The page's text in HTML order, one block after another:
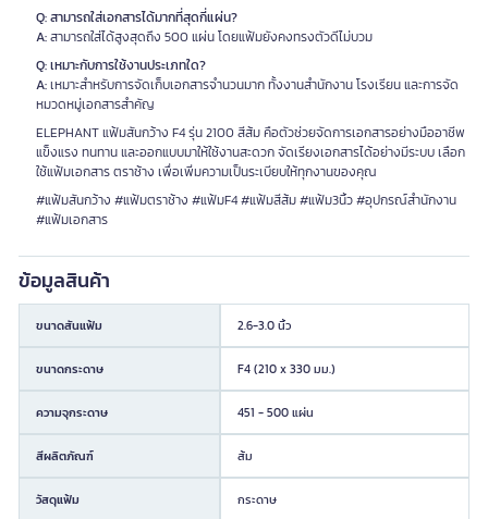
Q: สามารถใส่เอกสารได้มากที่สุดกี่แผ่น?
A:สามารถใส่ได้สูงสุดถึง 500 แผ่น โดยแฟ้มยังคงทรงตัวดีไม่บวม
Q: เหมาะกับการใช้งานประเภทใด?
A:เหมาะสำหรับการจัดเก็บเอกสารจำนวนมาก ทั้งงานสำนักงาน โรงเรียน และการจัด
หมวดหมู่เอกสารสำคัญ
ELEPHANT แฟ้มสันกว้าง F4 รุ่น 2100 สีส้ม คือตัวช่วยจัดการเอกสารอย่างมืออาชีพ
แข็งแรง ทนทาน และออกแบบมาให้ใช้งานสะดวก จัดเรียงเอกสารได้อย่างมีระบบ เลือก
ใช้แฟ้มเอกสาร ตราช้าง เพื่อเพิ่มความเป็นระเบียบให้ทุกงานของคุณ
#แฟ้มสันกว้าง #แฟ้มตราช้าง #แฟ้มF4 #แฟ้มสีส้ม #แฟ้ม3นิ้ว #อุปกรณ์สำนักงาน
#แฟ้มเอกสาร
ข้อมูลสินค้า
ขนาดสันแฟ้ม 2.6-3.0 นิ้ว
ขนาดกระดาษ F4 (210 x 330 มม.)
ความจุกระดาษ 451 - 500 แผ่น
สีผลิตภัณฑ์ ส้ม
วัสดุแฟ้ม กระดาษ